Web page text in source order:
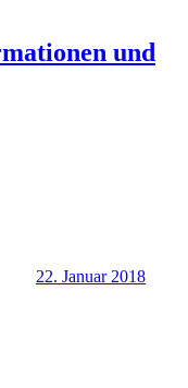
und
22. Januar 2018